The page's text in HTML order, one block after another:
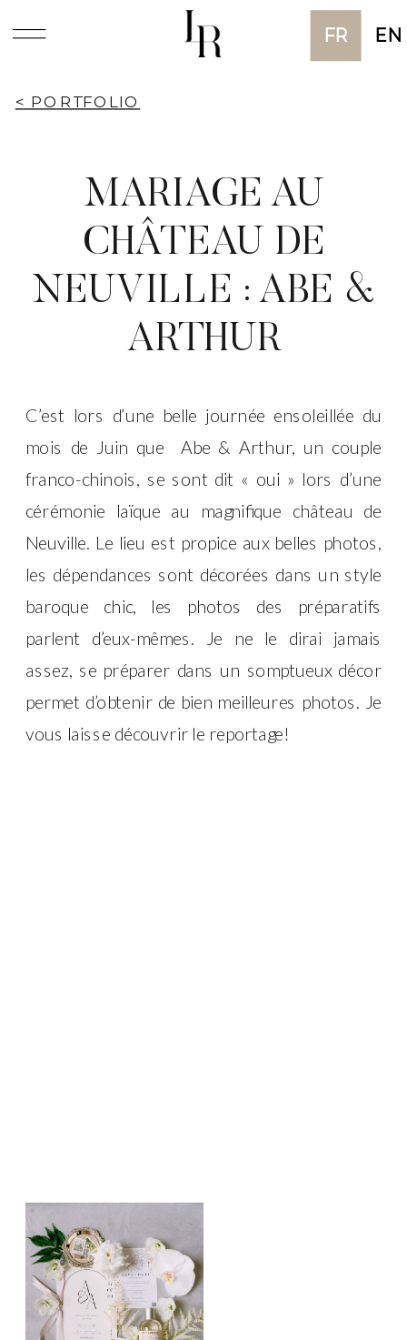
FR EN
< PORTFOLIO
MARIAGE AU
CHÂTEAU DE
NEUVILLE : ABE &
ARTHUR
C’est lors d’une belle journée ensoleillée du
mois de Juin que Abe & Arthur, un couple
franco-chinois, se sont dit « oui » lors d’une
cérémonie laïque au magnifique château de
Neuville. Le lieu est propice aux belles photos,
les dépendances sont décorées dans un style
baroque chic, les photos des préparatifs
parlent d’eux-mêmes. Je ne le dirai jamais
assez, se préparer dans un somptueux décor
permet d’obtenir de bien meilleures photos. Je
vous laisse découvrir le reportage!